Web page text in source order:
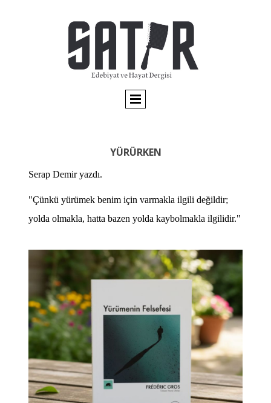
YÜRÜRKEN
Serap Demir yazdı.
"Çünkü yürümek benim için varmakla ilgili değildir;
yolda olmakla, hatta bazen yolda kaybolmakla ilgilidir."